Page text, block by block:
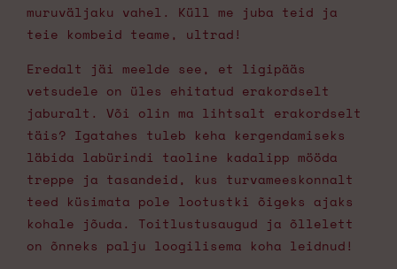
muruväljaku vahel. Küll me juba teid ja
teie kombeid teame, ultrad!
Eredalt jäi meelde see, et ligipääs
vetsudele on üles ehitatud erakordselt
jaburalt. Või olin ma lihtsalt erakordselt
täis? Igatahes tuleb keha kergendamiseks
läbida labürindi taoline kadalipp mööda
treppe ja tasandeid, kus turvameeskonnalt
teed küsimata pole lootustki õigeks ajaks
kohale jõuda. Toitlustusaugud ja õllelett
on õnneks palju loogilisema koha leidnud!